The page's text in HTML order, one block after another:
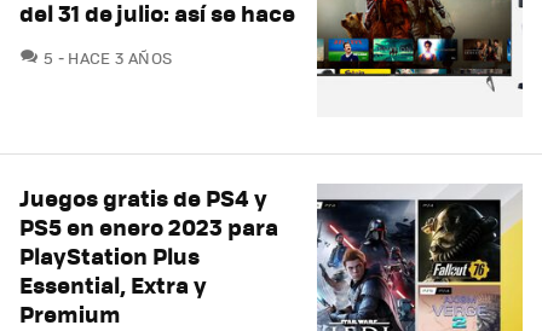
del 31 de julio: así se hace
5 COMENTARIOS
HACE 3 AÑOS
Juegos gratis de PS4 y
PS5 en enero 2023 para
PlayStation Plus
Essential, Extra y
Premium